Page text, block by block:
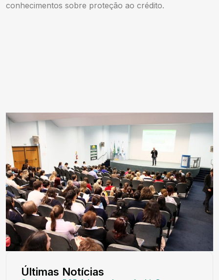
conhecimentos sobre proteção ao crédito.
Últimas Notícias